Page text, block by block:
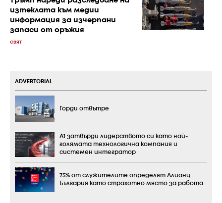
изтеклата към медии
информация за изчерпани
запаси от оръжия
СВЯТ
ADVERTORIAL
Горди отвътре
А1 затвърди лидерството си като най-
голямата технологична компания и
системен интегратор
75% от служителите определят Алианц
България като страхотно място за работа